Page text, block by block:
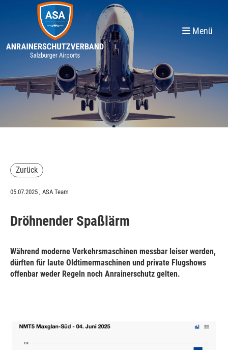
Menü
Zurück
05.07.2025 , ASA Team
Dröhnender Spaßlärm
Während moderne Verkehrsmaschinen messbar leiser werden,
dürften für laute Oldtimermaschinen und private Flugshows
offenbar weder Regeln noch Anrainerschutz gelten.